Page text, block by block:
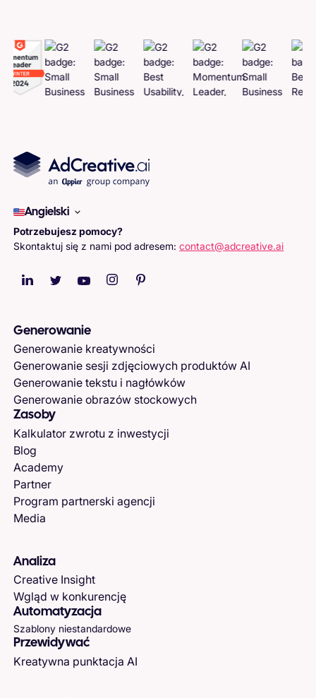
Angielski
Potrzebujesz pomocy?
Skontaktuj się z nami pod adresem:contact@adcreative.ai
Generowanie
Generowanie kreatywności
Generowanie sesji zdjęciowych produktów AI
Generowanie tekstu i nagłówków
Generowanie obrazów stockowych
Zasoby
Kalkulator zwrotu z inwestycji
Blog
Academy
Partner
Program partnerski agencji
Media
Analiza
Creative Insight
Wgląd w konkurencję
Automatyzacja
Szablony niestandardowe
Przewidywać
Kreatywna punktacja AI